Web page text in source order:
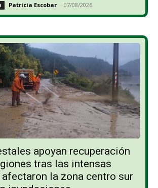
Patricia Escobar - 07/08/2026
apoyan recuperación
tras las intensas
la zona centro sur